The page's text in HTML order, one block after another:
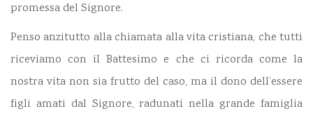
promessa del Signore.
Penso anzitutto alla chiamata alla vita cristiana, che tutti
riceviamo con il Battesimo e che ci ricorda come la
nostra vita non sia frutto del caso, ma il dono dell’essere
figli amati dal Signore, radunati nella grande famiglia